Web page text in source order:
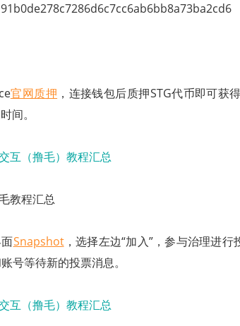
官网质押 ，连接钱包后质押STG代币即可获
间。
教程汇总
Snapshot，选择左边“加入”，参与治理进行
号等待新的投票消息。